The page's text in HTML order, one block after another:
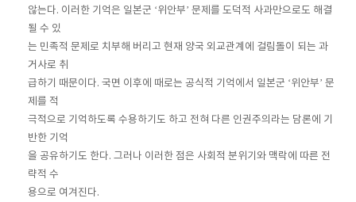
않는다. 이러한 기억은 일본군 ‘위안부’ 문제를 도덕적 사과만으로도 해결
될 수 있
는 민족적 문제로 치부해 버리고 현재 양국 외교관계에 걸림돌이 되는 과
거사로 취
급하기 때문이다. 국면 이후에 때로는 공식적 기억에서 일본군 ‘위안부’ 문
제를 적
극적으로 기억하도록 수용하기도 하고 전혀 다른 인권주의라는 담론에 기
반한 기억
을 공유하기도 한다. 그러나 이러한 점은 사회적 분위기와 맥락에 따른 전
략적 수
용으로 여겨진다.